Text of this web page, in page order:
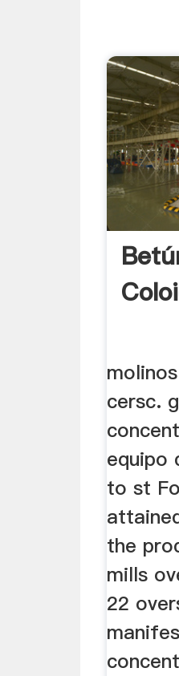
cersc.
equipo
to st
the
mills
22